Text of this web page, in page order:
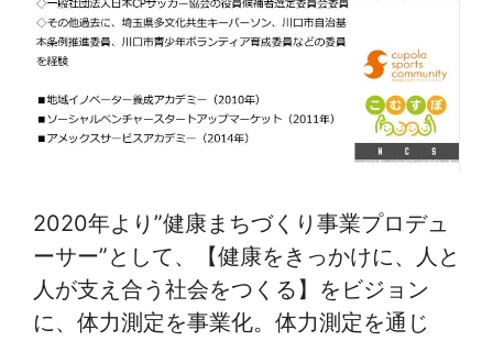
2020年より”健康まちづくり事業プロデュ
ーサー”として、【健康をきっかけに、人と
人が支え合う社会をつくる】をビジョン
に、体力測定を事業化。体力測定を通じ